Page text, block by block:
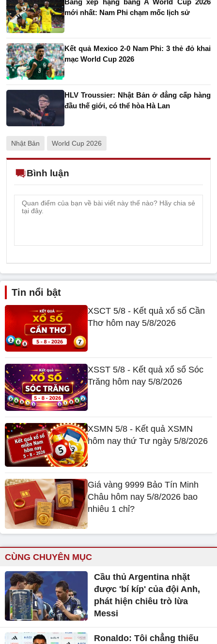
Bảng xếp hạng bảng A World Cup 2026
mới nhất: Nam Phi chạm mốc lịch sử
Kết quả Mexico 2-0 Nam Phi: 3 thẻ đỏ khai
mạc World Cup 2026
HLV Troussier: Nhật Bản ở đẳng cấp hàng
đầu thế giới, có thể hòa Hà Lan
Nhật Bản World Cup 2026
Bình luận
Tin nổi bật
XSCT 5/8 - Kết quả xổ số Cần
Thơ hôm nay 5/8/2026
XSST 5/8 - Kết quả xổ số Sóc
Trăng hôm nay 5/8/2026
XSMN 5/8 - Kết quả XSMN
hôm nay thứ Tư ngày 5/8/2026
Giá vàng 9999 Bảo Tín Minh
Châu hôm nay 5/8/2026 bao
nhiêu 1 chỉ?
CÙNG CHUYÊN MỤC
Cầu thủ Argentina nhặt
được 'bí kíp' của đội Anh,
phát hiện chiêu trò lừa
Messi
Ronaldo: Tôi chẳng thiếu